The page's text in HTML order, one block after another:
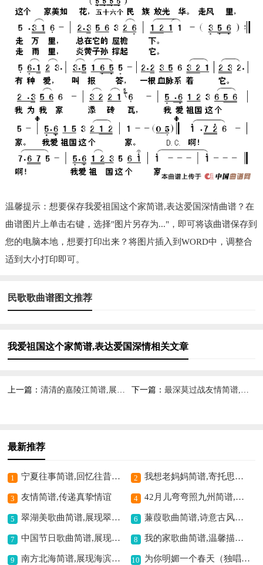
温馨提示：想要保存我爱祖国这个家简谱,表达爱国深情曲谱？在
曲谱图片上单击右键，选择"图片另存为..."，即可将该曲谱保存到
您的电脑本地，想要打印出来？将图片插入到WORD中，调整合
适到大小打印即可。
民歌歌曲谱图文推荐
我爱祖国这个家简谱,表达爱国深情相关文章
上一篇：清清的嘉陵江简谱,展现江景之美 下一篇： 最深莫过战友情简谱,诠释深厚战谊
最新推荐
1 宁夏往事简谱,回忆往昔岁月 2 我想老妈妈简谱,寄托思母之情
3 友情简谱,传递真挚情谊 4 42月儿弯弯照九州简谱,曲调婉转意境佳
5 翠湖美歌曲简谱,展现翠湖秀丽 6 蒹葭歌曲简谱,诗意古风之韵
7 中国节日歌曲简谱,展现节日氛围 8 我的家歌曲简谱,温馨描绘家的模样
9 南方北海简谱,展现海滨风情 10 为你明媚一个春天（独唱）简谱,传递春日温暖